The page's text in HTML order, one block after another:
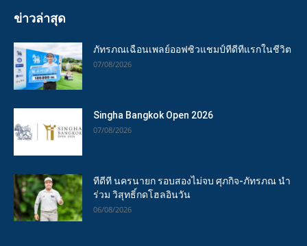
ข่าวล่าสุด
ภัทรภณเฉือนเพลย์ออฟซิวแชมป์ทีดีทีแรกในชีวิต
07/08/2026
Singha Bangkok Open 2026
07/08/2026
ทีดีที นครนายก รอบสองไม่จบ ศุภกิจ-ภัทรภณ นำ
ร่วม วิสุทธิ์กดโฮลอินวัน
06/08/2026